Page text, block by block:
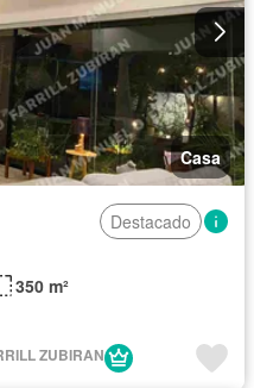
Casa
Destacado
350 m²
ZUBIRAN